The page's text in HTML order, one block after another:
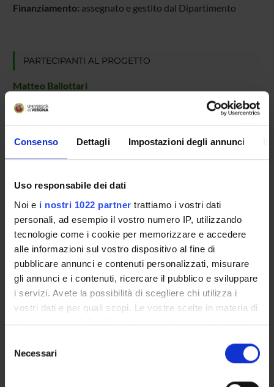
Consenso Dettagli Impostazioni degli annunci
Uso responsabile dei dati
Noi e i nostri 1022 partner trattiamo i vostri dati
personali, ad esempio il vostro numero IP, utilizzando
tecnologie come i cookie per memorizzare e accedere
alle informazioni sul vostro dispositivo al fine di
pubblicare annunci e contenuti personalizzati, misurare
gli annunci e i contenuti, ricercare il pubblico e sviluppare
i servizi. Avete la possibilità di scegliere chi utilizza i
vostri dati e per quali scopi. Le vostre scelte in materia di
privacy sono applicabili solo su questa proprietà digitale
modificare o revocare il proprio consenso in qualsiasi
momento dalla Dichiarazione sui cookie o facendo clic
delNecessari
Finanziamento: assegnato e gestito dal Dipartimento
PARTECIPANTI AL PROGETTO
Matteo Ballottari
AREE DI RICERCA COINVOLTE DAL PROGETTO
Plant Sciences
ATTIVITÀ
AREE DI RICERCA
GRUPPI DI RICERCA